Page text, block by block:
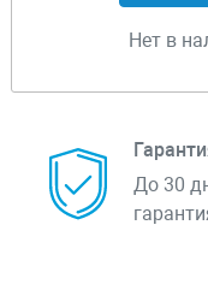
Нет в
До 30